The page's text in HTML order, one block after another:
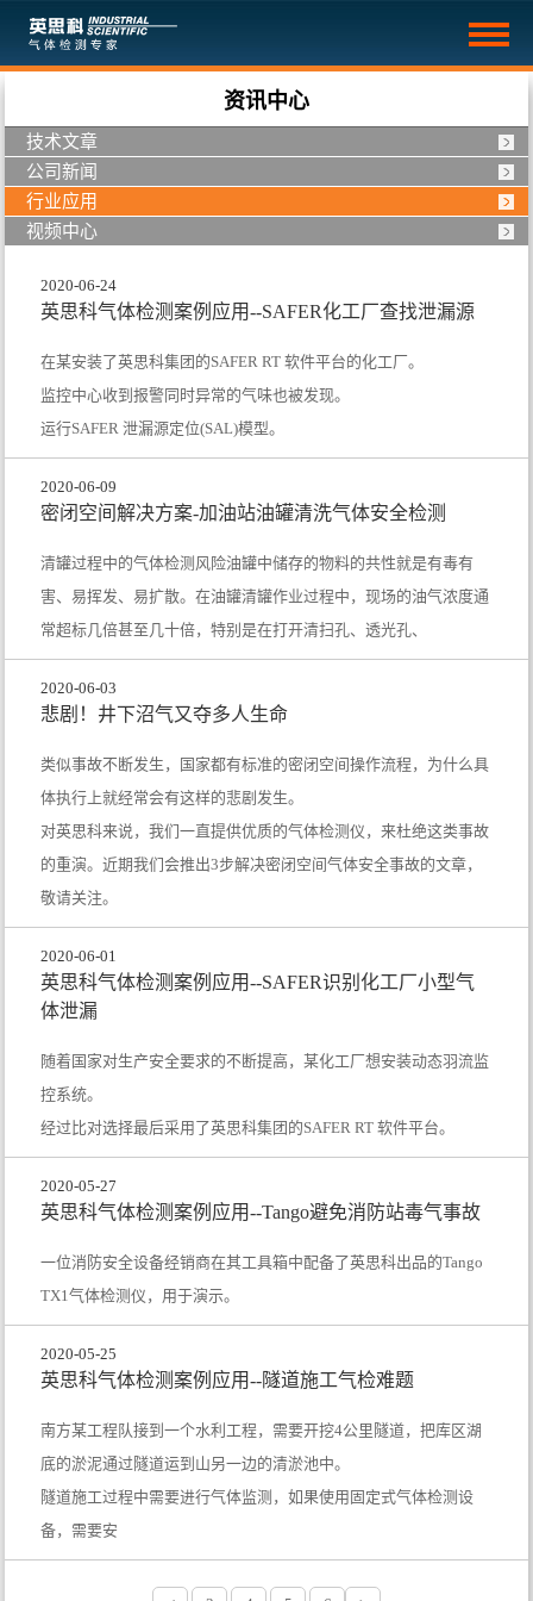
资讯中心
技术文章
公司新闻
行业应用
视频中心
2020-06-24
英思科气体检测案例应用--SAFER化工厂查找泄漏源
在某安装了英思科集团的SAFER RT 软件平台的化工厂。
监控中心收到报警同时异常的气味也被发现。
运行SAFER 泄漏源定位(SAL)模型。
2020-06-09
密闭空间解决方案-加油站油罐清洗气体安全检测
清罐过程中的气体检测风险油罐中储存的物料的共性就是有毒有
害、易挥发、易扩散。在油罐清罐作业过程中，现场的油气浓度通
常超标几倍甚至几十倍，特别是在打开清扫孔、透光孔、
2020-06-03
悲剧！井下沼气又夺多人生命
类似事故不断发生，国家都有标准的密闭空间操作流程，为什么具
体执行上就经常会有这样的悲剧发生。
对英思科来说，我们一直提供优质的气体检测仪，来杜绝这类事故
的重演。近期我们会推出3步解决密闭空间气体安全事故的文章，
敬请关注。
2020-06-01
英思科气体检测案例应用--SAFER识别化工厂小型气
体泄漏
随着国家对生产安全要求的不断提高，某化工厂想安装动态羽流监
控系统。
经过比对选择最后采用了英思科集团的SAFER RT 软件平台。
2020-05-27
英思科气体检测案例应用--Tango避免消防站毒气事故
一位消防安全设备经销商在其工具箱中配备了英思科出品的Tango
TX1气体检测仪，用于演示。
2020-05-25
英思科气体检测案例应用--隧道施工气检难题
南方某工程队接到一个水利工程，需要开挖4公里隧道，把库区湖
底的淤泥通过隧道运到山另一边的清淤池中。
隧道施工过程中需要进行气体监测，如果使用固定式气体检测设
备，需要安